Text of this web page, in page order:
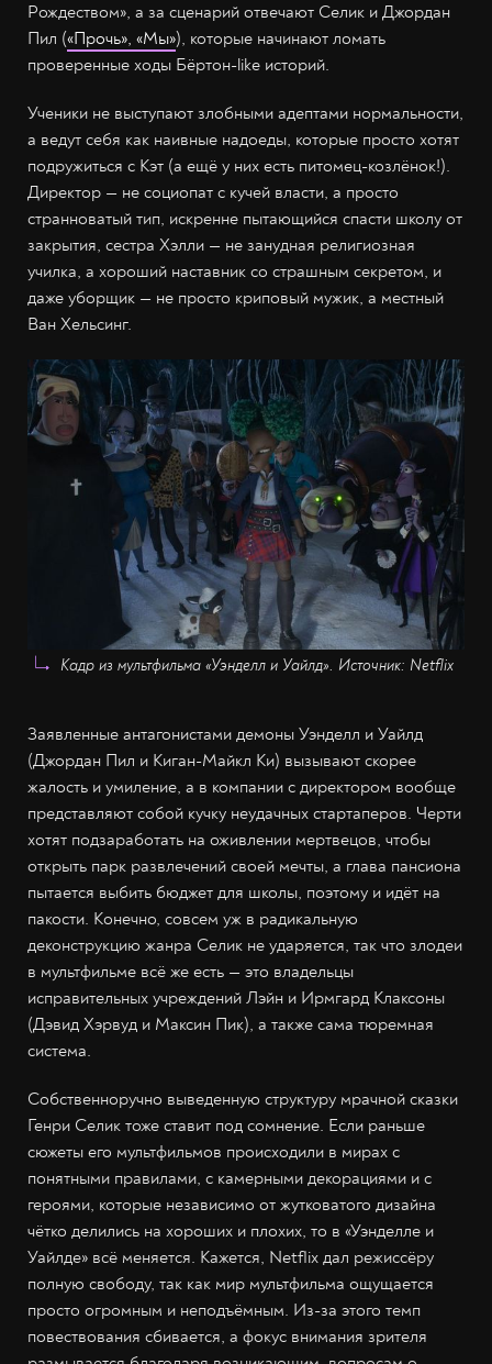
Рождеством», а за сценарий отвечают Селик и Джордан
Пил («Прочь», «Мы»), которые начинают ломать
проверенные ходы Бёртон-like историй.
Ученики не выступают злобными адептами нормальности,
а ведут себя как наивные надоеды, которые просто хотят
подружиться с Кэт (а ещё у них есть питомец-козлёнок!).
Директор — не социопат с кучей власти, а просто
странноватый тип, искренне пытающийся спасти школу от
закрытия, сестра Хэлли — не занудная религиозная
училка, а хороший наставник со страшным секретом, и
даже уборщик — не просто криповый мужик, а местный
Ван Хельсинг.
Кадр из мультфильма «Уэнделл и Уайлд». Источник: Netflix
Заявленные антагонистами демоны Уэнделл и Уайлд
(Джордан Пил и Киган-Майкл Ки) вызывают скорее
жалость и умиление, а в компании с директором вообще
представляют собой кучку неудачных стартаперов. Черти
хотят подзаработать на оживлении мертвецов, чтобы
открыть парк развлечений своей мечты, а глава пансиона
пытается выбить бюджет для школы, поэтому и идёт на
пакости. Конечно, совсем уж в радикальную
деконструкцию жанра Селик не ударяется, так что злодеи
в мультфильме всё же есть — это владельцы
исправительных учреждений Лэйн и Ирмгард Клаксоны
(Дэвид Хэрвуд и Максин Пик), а также сама тюремная
система.
Собственноручно выведенную структуру мрачной сказки
Генри Селик тоже ставит под сомнение. Если раньше
сюжеты его мультфильмов происходили в мирах с
понятными правилами, с камерными декорациями и с
героями, которые независимо от жутковатого дизайна
чётко делились на хороших и плохих, то в «Уэнделле и
Уайлде» всё меняется. Кажется, Netflix дал режиссёру
полную свободу, так как мир мультфильма ощущается
просто огромным и неподъёмным. Из-за этого темп
повествования сбивается, а фокус внимания зрителя